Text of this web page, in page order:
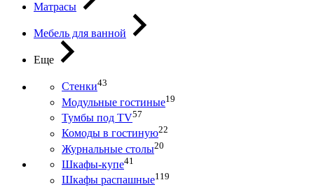
Матрасы
Мебель для ванной
Еще
Стенки43
Модульные гостиные19
Тумбы под ТV57
Комоды в гостиную22
Журнальные столы20
Шкафы-купе41
Шкафы распашные119